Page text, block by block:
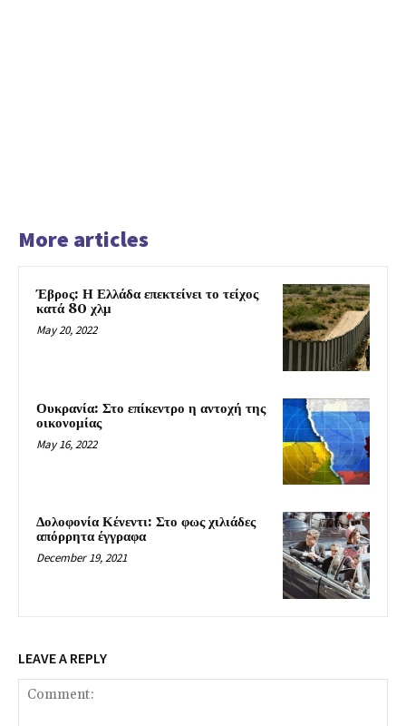
More articles
Έβρος: Η Ελλάδα επεκτείνει το τείχος
κατά 80 χλμ
May 20, 2022
Ουκρανία: Στο επίκεντρο η αντοχή της
οικονομίας
May 16, 2022
Δολοφονία Κένεντι: Στο φως χιλιάδες
απόρρητα έγγραφα
December 19, 2021
LEAVE A REPLY